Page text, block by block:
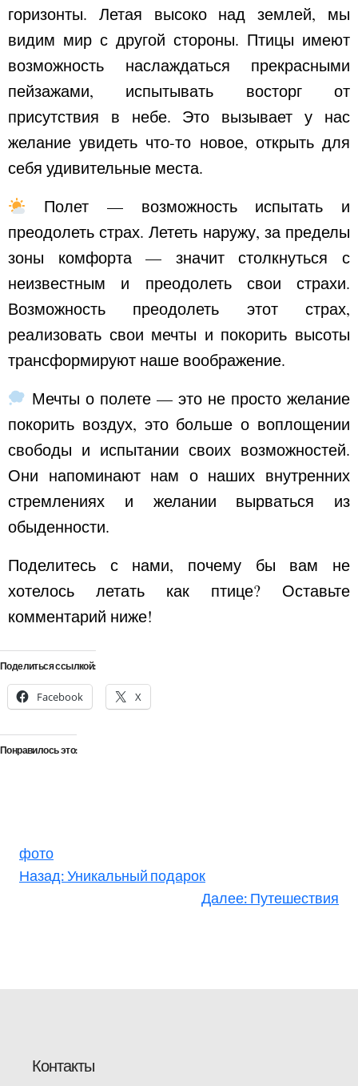
горизонты. Летая высоко над землей, мы
видим мир с другой стороны. Птицы имеют
возможность наслаждаться прекрасными
пейзажами, испытывать восторг от
присутствия в небе. Это вызывает у нас
желание увидеть что-то новое, открыть для
себя удивительные места.
Полет — возможность испытать и
преодолеть страх. Лететь наружу, за пределы
зоны комфорта — значит столкнуться с
неизвестным и преодолеть свои страхи.
Возможность преодолеть этот страх,
реализовать свои мечты и покорить высоты
трансформируют наше воображение.
Мечты о полете — это не просто желание
покорить воздух, это больше о воплощении
свободы и испытании своих возможностей.
Они напоминают нам о наших внутренних
стремлениях и желании вырваться из
обыденности.
Поделитесь с нами, почему бы вам не
хотелось летать как птице? Оставьте
комментарий ниже!
Поделиться ссылкой:
Facebook X
Понравилось это:
фото
Назад:Уникальный подарок
Далее: Путешествия
Контакты